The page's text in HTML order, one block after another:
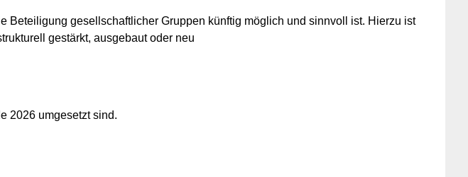
Beteiligung gesellschaftlicher Gruppen künftig möglich und sinnvoll ist. Hierzu ist
gestärkt, ausgebaut oder neu
2026 umgesetzt sind.